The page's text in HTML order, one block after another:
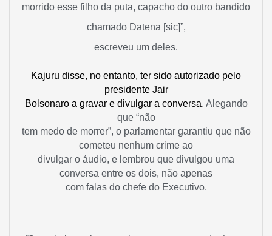
morrido esse filho da puta, capacho do outro bandido
chamado Datena [sic]”,
escreveu um deles.
Kajuru disse, no entanto, ter sido autorizado pelo
presidente Jair
Bolsonaro a gravar e divulgar a conversa. Alegando
que “não
tem medo de morrer”, o parlamentar garantiu que não
cometeu nenhum crime ao
divulgar o áudio, e lembrou que divulgou uma
conversa entre os dois, não apenas
com falas do chefe do Executivo.